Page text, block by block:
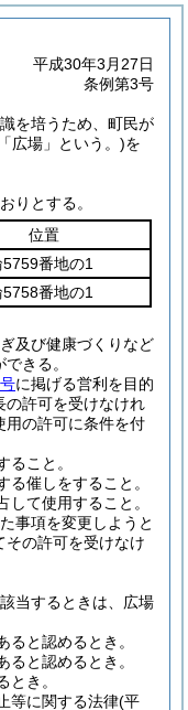
平成30年3月27日
条例第3号
を培うため、町民が
広場」という。)を
りとする。
位置
番地の1
番地の1
及び健康づくりなど
きる。
に掲げる営利を目的
の許可を受けなけれ
用の許可に条件を付
ること。
催しをすること。
して使用すること。
事項を変更しようと
その許可を受けなけ
当するときは、広場
と認めるとき。
ると認めるとき。
とき。
等に関する法律(平